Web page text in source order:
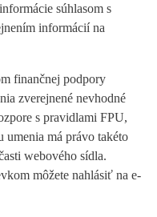
súhlasom s
informácií na
finančnej podpory
zverejnené nevhodné
s pravidlami FPU,
umenia má právo takéto
webového sídla.
môžete nahlásiť na e-